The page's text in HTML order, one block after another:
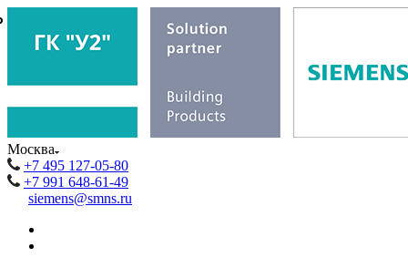
Москва
+7 495 127-05-80
+7 991 648-61-49
siemens@smns.ru